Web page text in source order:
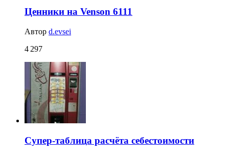
Ценники на Venson 6111
Автор d.evsei
4 297
Супер-таблица расчёта себестоимости